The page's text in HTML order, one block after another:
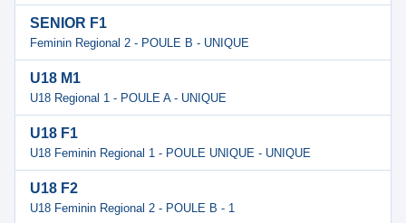
SENIOR F1
Feminin Regional 2 - POULE B - UNIQUE
U18 M1
U18 Regional 1 - POULE A - UNIQUE
U18 F1
U18 Feminin Regional 1 - POULE UNIQUE - UNIQUE
U18 F2
U18 Feminin Regional 2 - POULE B - 1